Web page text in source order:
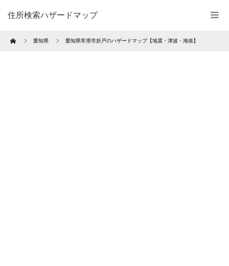
住所検索ハザードマップ
Home 愛知県 愛知県常滑市折戸のハザードマップ【地震・津波・海抜】